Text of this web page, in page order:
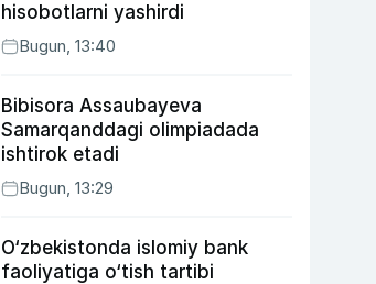
hisobotlarni yashirdi
Bugun, 13:40
Bibisora Assaubayeva
Samarqanddagi olimpiadada
ishtirok etadi
Bugun, 13:29
O‘zbekistonda islomiy bank
faoliyatiga o‘tish tartibi